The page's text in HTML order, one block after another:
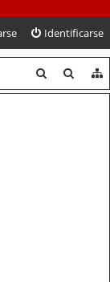
Identificarse
u
u